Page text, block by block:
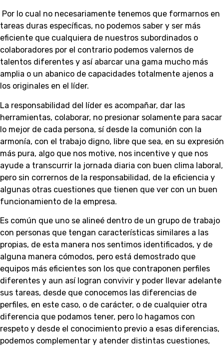
Por lo cual no necesariamente tenemos que formarnos en
tareas duras específicas, no podemos saber y ser más
eficiente que cualquiera de nuestros subordinados o
colaboradores por el contrario podemos valernos de
talentos diferentes y así abarcar una gama mucho más
amplia o un abanico de capacidades totalmente ajenos a
los originales en el líder.
La responsabilidad del líder es acompañar, dar las
herramientas, colaborar, no presionar solamente para sacar
lo mejor de cada persona, sí desde la comunión con la
armonía, con el trabajo digno, libre que sea, en su expresión
más pura, algo que nos motive, nos incentive y que nos
ayude a transcurrir la jornada diaria con buen clima laboral,
pero sin corrernos de la responsabilidad, de la eficiencia y
algunas otras cuestiones que tienen que ver con un buen
funcionamiento de la empresa.
Es común que uno se alineé dentro de un grupo de trabajo
con personas que tengan características similares a las
propias, de esta manera nos sentimos identificados, y de
alguna manera cómodos, pero está demostrado que
equipos más eficientes son los que contraponen perfiles
diferentes y aun así logran convivir y poder llevar adelante
sus tareas, desde que conocemos las diferencias de
perfiles, en este caso, o de carácter, o de cualquier otra
diferencia que podamos tener, pero lo hagamos con
respeto y desde el conocimiento previo a esas diferencias,
podemos complementar y atender distintas cuestiones,